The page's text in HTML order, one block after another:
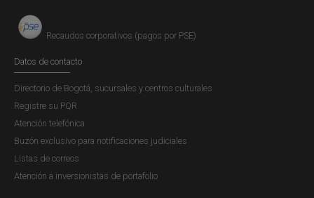
Recaudos corporativos (pagos por PSE)
Datos de contacto
Directorio de Bogotá, sucursales y centros culturales
Registre su PQR
Atención telefónica
Buzón exclusivo para notificaciones judiciales
Listas de correos
Atención a inversionistas de portafolio